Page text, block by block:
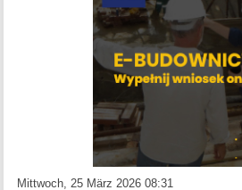
Mittwoch, 25 März 2026 08:31